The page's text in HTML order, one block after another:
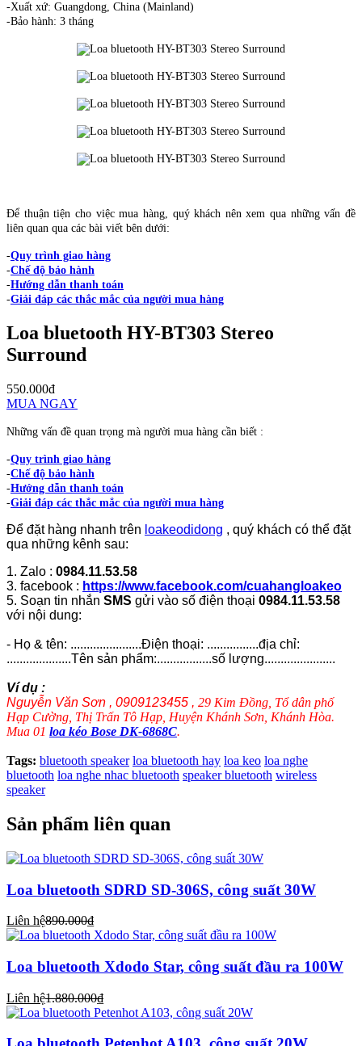
-Xuất xứ: Guangdong, China (Mainland)
-Bảo hành: 3 tháng
Để thuận tiện cho việc mua hàng, quý khách nên xem qua những vấn đề
liên quan qua các bài viết bên dưới:
-Quy trình giao hàng
-Chế độ bảo hành
-Hướng dẫn thanh toán
-Giải đáp các thắc mắc của người mua hàng
Loa bluetooth HY-BT303 Stereo
Surround
550.000đ
MUA NGAY
Những vấn đề quan trọng mà người mua hàng cần biết :
-Quy trình giao hàng
-Chế độ bảo hành
-Hướng dẫn thanh toán
-Giải đáp các thắc mắc của người mua hàng
Để đặt hàng nhanh trên loakeodidong , quý khách có thể đặt
qua những kênh sau:
1. Zalo : 0984.11.53.58
3. facebook : https://www.facebook.com/cuahangloakeo
5. Soạn tin nhắn SMS gửi vào số điện thoại 0984.11.53.58
với nội dung:
- Họ & tên: ......................Điện thoại: ................địa chỉ:
....................Tên sản phẩm:.................số lượng......................
Ví dụ :
Nguyễn Văn Sơn , 0909123455 , 29 Kim Đồng, Tổ dân phố
Hạp Cường, Thị Trấn Tô Hạp, Huyện Khánh Sơn, Khánh Hòa.
Mua 01 loa kéo Bose DK-6868C.
Tags: bluetooth speaker loa bluetooth hay loa keo loa nghe
bluetooth loa nghe nhac bluetooth speaker bluetooth wireless
speaker
Sản phẩm liên quan
Loa bluetooth SDRD SD-306S, công suất 30W
Liên hệ890.000₫
Loa bluetooth Xdodo Star, công suất đầu ra 100W
Liên hệ1.880.000₫